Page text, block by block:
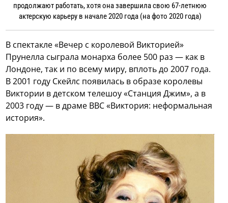
продолжают работать, хотя она завершила свою 67-летнюю
актерскую карьеру в начале 2020 года (на фото 2020 года)
В спектакле «Вечер с королевой Викторией»
Прунелла сыграла монарха более 500 раз — как в
Лондоне, так и по всему миру, вплоть до 2007 года.
В 2001 году Скейлс появилась в образе королевы
Виктории в детском телешоу «Станция Джим», а в
2003 году — в драме BBC «Виктория: неформальная
история».